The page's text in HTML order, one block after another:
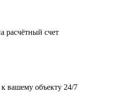
расчётный счет
вашему объекту 24/7